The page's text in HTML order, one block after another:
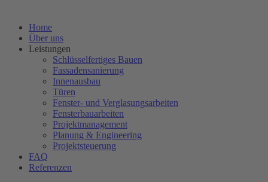
Home
Über uns
Leistungen
Schlüsselfertiges Bauen
Fassadensanierung
Innenausbau
Türen
Fenster- und Verglasungsarbeiten
Fensterbauarbeiten
Projektmanagement
Planung & Engineering
Projektsteuerung
FAQ
Referenzen